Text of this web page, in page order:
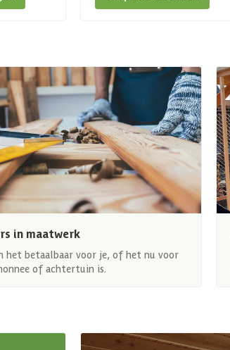
in maatwerk
het betaalbaar voor je, of het nu voor
of achtertuin is.